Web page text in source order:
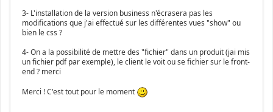
3- L'installation de la version business n'écrasera pas les
modifications que j'ai effectué sur les différentes vues "show" ou
bien le css ?
4- On a la possibilité de mettre des "fichier" dans un produit (jai mis
un fichier pdf par exemple), le client le voit ou se fichier sur le front-
end ? merci
Merci ! C'est tout pour le moment